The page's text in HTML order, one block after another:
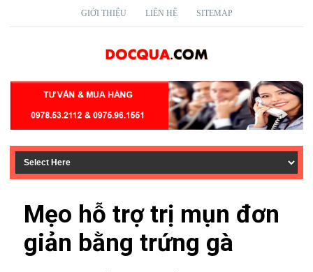
GIỚI THIỆU LIÊN HỆ SITEMAP
Mẹo hỗ trợ trị mụn đơn
giản bằng trứng gà